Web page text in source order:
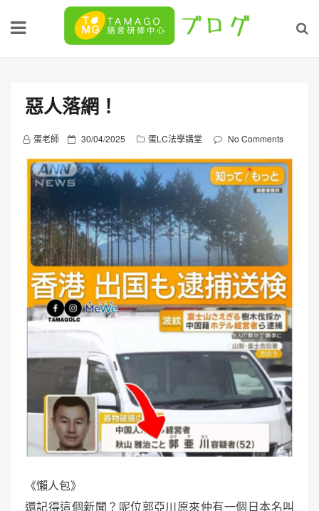
惡人落網！
蛋老師
P
s
t
d
o
n
30/04/2025 蛋LC法學講堂 No Comments
《懶人包》
還記得這個新聞？呢位郭亞川原來仲有一個日本名叫